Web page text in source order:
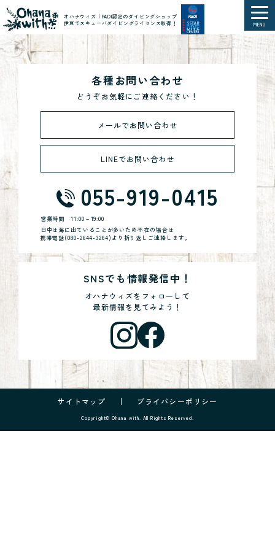
オハナウィズ｜PADI認定のダイビングショップ
伊豆でスキューバダイビングライセンス取得！
MENU
各種お問い合わせ
どうぞお気軽にご連絡ください！
メールでお問い合わせ
LINEでお問い合わせ
055-919-0415
営業時間11:00～19:00
日中は海に出ていることが多いため不在の場合は
携帯電話(080-2644-3264)より折り返しご連絡します。
SNSでも情報発信中！
オハナウィズをフォローして
最新情報を見てみよう！
サイトマップ プライバシーポリシー
Copyright© Ohana with. All Rights Reserved.